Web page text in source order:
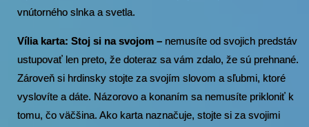
vnútorného slnka a svetla.
Vília karta: Stoj si na svojom – nemusíte od svojich predstáv
ustupovať len preto, že doteraz sa vám zdalo, že sú prehnané.
Zároveň si hrdinsky stojte za svojím slovom a sľubmi, ktoré
vyslovíte a dáte. Názorovo a konaním sa nemusíte prikloniť k
tomu, čo väčšina. Ako karta naznačuje, stojte si za svojimi